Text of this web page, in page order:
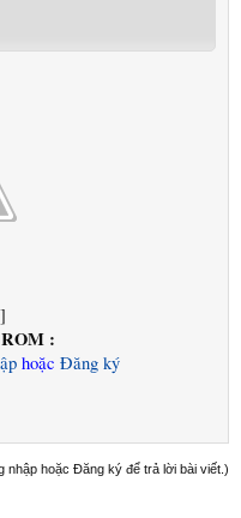
:
hoặc Đăng ký
nhập hoặc Đăng ký để trả lời bài viết.)